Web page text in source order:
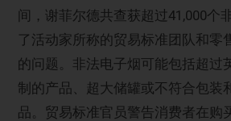
间，谢菲尔德共查获超过41,000个
了活动家所称的贸易标准团队和零
的问题。非法电子烟可能包括超过
制的产品、超大储罐或不符合包装
品。贸易标准官员警告消费者在购